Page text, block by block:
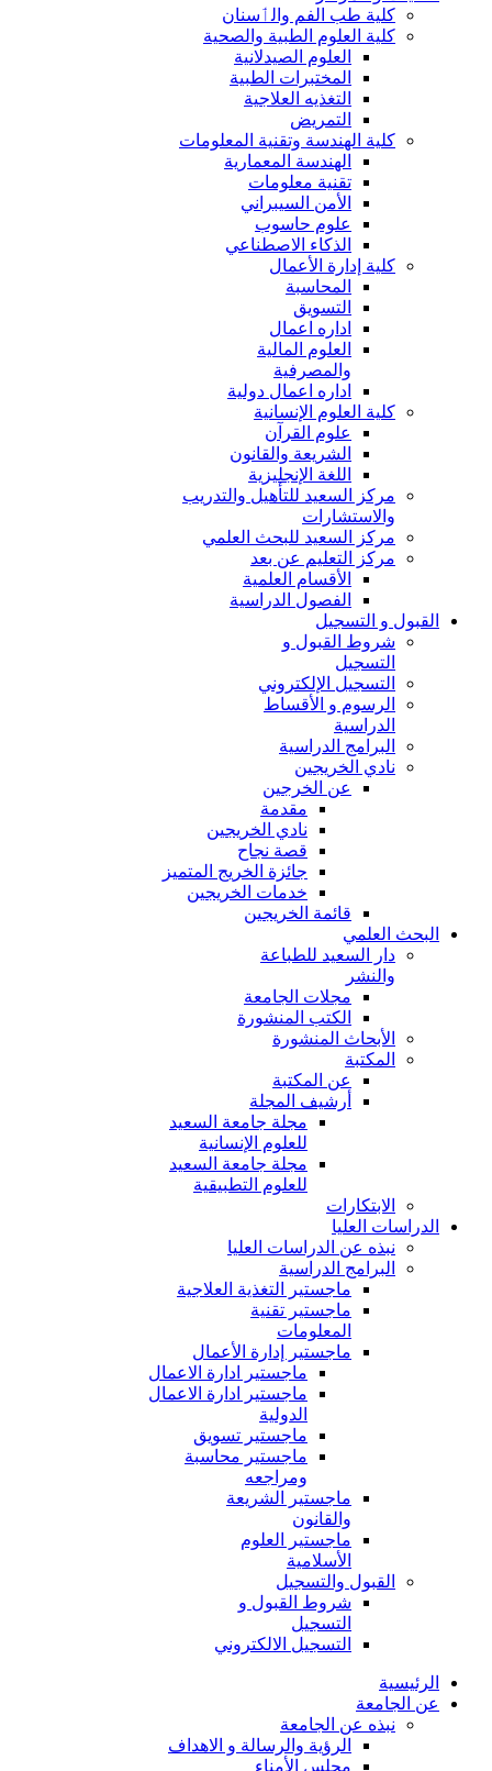
كلية طب الفم والٲسنان
كلية العلوم الطبية والصحية
العلوم الصيدلانية
المختبرات الطبية
التغذيه العلاجية
التمريض
كلية الهندسة وتقنية المعلومات
الهندسة المعمارية
تقنية معلومات
الأمن السيبراني
علوم حاسوب
الذكاء الاصطناعي
كلية إدارة الأعمال
المحاسبة
التسويق
اداره اعمال
العلوم المالية
والمصرفية
اداره اعمال دولية
كلية العلوم الإنسانية
علوم القرآن
الشريعة والقانون
اللغة الإنجليزية
مركز السعيد للتأهيل والتدريب
والاستشارات
مركز السعيد للبحث العلمي
مركز التعليم عن بعد
الأقسام العلمية
الفصول الدراسية
القبول و التسجيل
شروط القبول و
التسجيل
التسجيل الإلكتروني
الرسوم و الأقساط
الدراسية
البرامج الدراسية
نادي الخريجين
عن الخرجين
مقدمة
نادي الخريجين
قصة نجاح
جائزة الخريج المتميز
خدمات الخريجين
قائمة الخريجين
البحث العلمي
دار السعيد للطباعة
والنشر
مجلات الجامعة
الكتب المنشورة
الأبحاث المنشورة
المكتبة
عن المكتبة
أرشيف المجلة
مجلة جامعة السعيد
للعلوم الإنسانية
مجلة جامعة السعيد
للعلوم التطبيقية
الابتكارات
الدراسات العليا
نبذه عن الدراسات العليا
البرامج الدراسية
ماجستير التغذية العلاجية
ماجستير تقنية
المعلومات
ماجستير إدارة الأعمال
ماجستير ادارة الاعمال
ماجستير ادارة الاعمال
الدولية
ماجستير تسويق
ماجستير محاسبة
ومراجعه
ماجستير الشريعة
والقانون
ماجستير العلوم
الأسلامية
القبول والتسجيل
شروط القبول و
التسجيل
التسجيل الالكتروني
الرئيسية
عن الجامعة
نبذه عن الجامعة
الرؤية والرسالة و الاهداف
مجلس الأمناء